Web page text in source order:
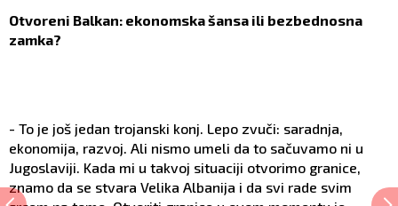
Otvoreni Balkan: ekonomska šansa ili bezbednosna
zamka?
- To je još jedan trojanski konj. Lepo zvuči: saradnja,
ekonomija, razvoj. Ali nismo umeli da to sačuvamo ni u
Jugoslaviji. Kada mi u takvoj situaciji otvorimo granice,
znamo da se stvara Velika Albanija i da svi rade svim